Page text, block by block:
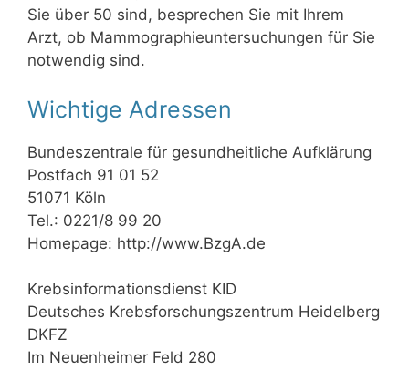
Sie über 50 sind, besprechen Sie mit Ihrem
Arzt, ob Mammographieuntersuchungen für Sie
notwendig sind.
Wichtige Adressen
Bundeszentrale für gesundheitliche Aufklärung
Postfach 91 01 52
51071 Köln
Tel.: 0221/8 99 20
Homepage: http://www.BzgA.de
Krebsinformationsdienst KID
Deutsches Krebsforschungszentrum Heidelberg
DKFZ
Im Neuenheimer Feld 280